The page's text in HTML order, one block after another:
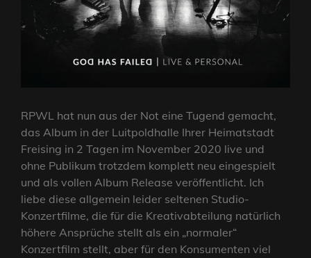
RPWL hat nun aus der Not eine Tugend gemacht,
das Album in der Luitpoldhalle Ihrer Heimatstadt
Freising in 2 Tagen im November 2020 live und
ohne Publikum trotzdem komplett neu eingespielt
und als vollen Album Release veröffentlicht. Ich
liebe diese allgemein leider seltenen Studio-
Konzertfilme, die für die Kreativabteilung natürlich
höhere Ansprüche stellt als ein „normaler“
Konzertfilm stellt, aber für den Konsumenten viel